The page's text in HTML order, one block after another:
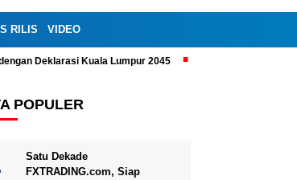
RILIS VIDEO
Deklarasi Kuala Lumpur 2045
POPULER
Satu Dekade
FXTRADING.com, Siap